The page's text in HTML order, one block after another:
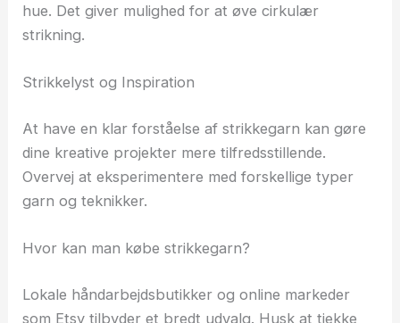
hue. Det giver mulighed for at øve cirkulær
strikning.
Strikkelyst og Inspiration
At have en klar forståelse af strikkegarn kan gøre
dine kreative projekter mere tilfredsstillende.
Overvej at eksperimentere med forskellige typer
garn og teknikker.
Hvor kan man købe strikkegarn?
Lokale håndarbejdsbutikker og online markeder
som Etsy tilbyder et bredt udvalg. Husk at tjekke